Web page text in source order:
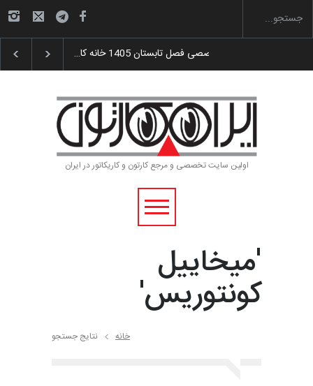
آغاز دوره‌های تخصصی فصل تابستان 1405 خانه کا…
اولین سایت تخصصی و مرجع کارتون و کاریکاتور در ایران
'میخاییل
کونتوریس'
خانه نتایج جستجو